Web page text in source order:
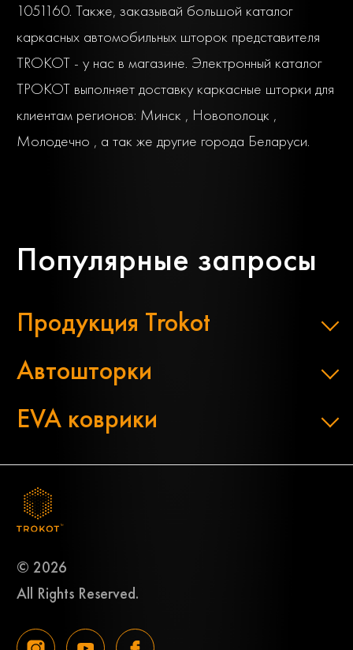
1051160. Также, заказывай большой каталог
каркасных автомобильных шторок представителя
TROKOT - у нас в магазине. Электронный каталог
ТРОКОТ выполняет доставку каркасные шторки для
клиентам регионов: Минск , Новополоцк ,
Молодечно , а так же другие города Беларуси.
Популярные запросы
Продукция Trokot
Автошторки
EVA коврики
© 2026
All Rights Reserved.